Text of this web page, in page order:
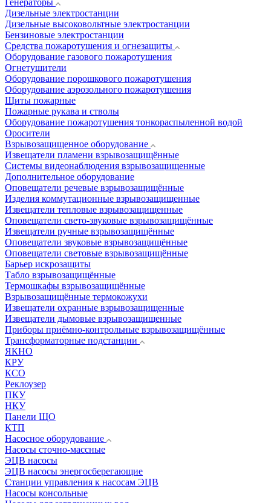
Генераторы
Дизельные электростанции
Дизельные высоковольтные электростанции
Бензиновые электростанции
Средства пожаротушения и огнезащиты
Оборудование газового пожаротушения
Огнетушители
Оборудование порошкового пожаротушения
Оборудование аэрозольного пожаротушения
Щиты пожарные
Пожарные рукава и стволы
Оборудование пожаротушения тонкораспыленной водой
Оросители
Взрывозащищенное оборудование
Извещатели пламени взрывозащищённые
Системы видеонаблюдения взрывозащищенные
Дополнительное оборудование
Оповещатели речевые взрывозащищённые
Изделия коммутационные взрывозащищенные
Извещатели тепловые взрывозащищенные
Оповещатели свето-звуковые взрывозащищённые
Извещатели ручные взрывозащищённые
Оповещатели звуковые взрывозащищённые
Оповещатели световые взрывозащищённые
Барьер искрозащиты
Табло взрывозащищённые
Термошкафы взрывозащищённые
Взрывозащищённые термокожухи
Извещатели охранные взрывозащищенные
Извещатели дымовые взрывозащищенные
Приборы приёмно-контрольные взрывозащищённые
Трансформаторные подстанции
ЯКНО
КРУ
КСО
Реклоузер
ПКУ
НКУ
Панели ЩО
КТП
Насосное оборудование
Насосы сточно-массные
ЭЦВ насосы
ЭЦВ насосы энергосберегающие
Станции управления к насосам ЭЦВ
Насосы консольные